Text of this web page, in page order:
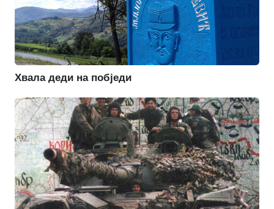
Хвала деди на побједи